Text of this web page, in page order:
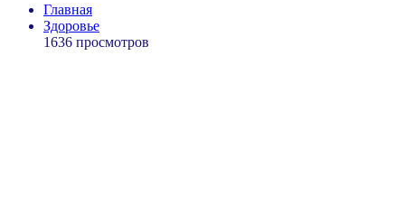
Главная
Здоровье
1636 просмотров